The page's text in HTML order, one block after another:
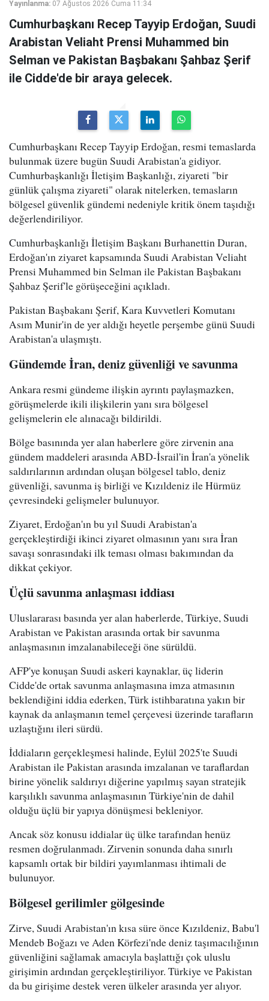
Yayınlanma: 07 Ağustos 2026 Cuma 11:34
Cumhurbaşkanı Recep Tayyip Erdoğan, Suudi
Arabistan Veliaht Prensi Muhammed bin
Selman ve Pakistan Başbakanı Şahbaz Şerif
ile Cidde'de bir araya gelecek.
Cumhurbaşkanı Recep Tayyip Erdoğan, resmi temaslarda
bulunmak üzere bugün Suudi Arabistan'a gidiyor.
Cumhurbaşkanlığı İletişim Başkanlığı, ziyareti "bir
günlük çalışma ziyareti" olarak nitelerken, temasların
bölgesel güvenlik gündemi nedeniyle kritik önem taşıdığı
değerlendiriliyor.
Cumhurbaşkanlığı İletişim Başkanı Burhanettin Duran,
Erdoğan'ın ziyaret kapsamında Suudi Arabistan Veliaht
Prensi Muhammed bin Selman ile Pakistan Başbakanı
Şahbaz Şerif'le görüşeceğini açıkladı.
Pakistan Başbakanı Şerif, Kara Kuvvetleri Komutanı
Asım Munir'in de yer aldığı heyetle perşembe günü Suudi
Arabistan'a ulaşmıştı.
Gündemde İran, deniz güvenliği ve savunma
Ankara resmi gündeme ilişkin ayrıntı paylaşmazken,
görüşmelerde ikili ilişkilerin yanı sıra bölgesel
gelişmelerin ele alınacağı bildirildi.
Bölge basınında yer alan haberlere göre zirvenin ana
gündem maddeleri arasında ABD-İsrail'in İran'a yönelik
saldırılarının ardından oluşan bölgesel tablo, deniz
güvenliği, savunma iş birliği ve Kızıldeniz ile Hürmüz
çevresindeki gelişmeler bulunuyor.
Ziyaret, Erdoğan'ın bu yıl Suudi Arabistan'a
gerçekleştirdiği ikinci ziyaret olmasının yanı sıra İran
savaşı sonrasındaki ilk teması olması bakımından da
dikkat çekiyor.
Üçlü savunma anlaşması iddiası
Uluslararası basında yer alan haberlerde, Türkiye, Suudi
Arabistan ve Pakistan arasında ortak bir savunma
anlaşmasının imzalanabileceği öne sürüldü.
AFP'ye konuşan Suudi askeri kaynaklar, üç liderin
Cidde'de ortak savunma anlaşmasına imza atmasının
beklendiğini iddia ederken, Türk istihbaratına yakın bir
kaynak da anlaşmanın temel çerçevesi üzerinde tarafların
uzlaştığını ileri sürdü.
İddiaların gerçekleşmesi halinde, Eylül 2025'te Suudi
Arabistan ile Pakistan arasında imzalanan ve taraflardan
birine yönelik saldırıyı diğerine yapılmış sayan stratejik
karşılıklı savunma anlaşmasının Türkiye'nin de dahil
olduğu üçlü bir yapıya dönüşmesi bekleniyor.
Ancak söz konusu iddialar üç ülke tarafından henüz
resmen doğrulanmadı. Zirvenin sonunda daha sınırlı
kapsamlı ortak bir bildiri yayımlanması ihtimali de
bulunuyor.
Bölgesel gerilimler gölgesinde
Zirve, Suudi Arabistan'ın kısa süre önce Kızıldeniz, Babu'l
Mendeb Boğazı ve Aden Körfezi'nde deniz taşımacılığının
güvenliğini sağlamak amacıyla başlattığı çok uluslu
girişimin ardından gerçekleştiriliyor. Türkiye ve Pakistan
da bu girişime destek veren ülkeler arasında yer alıyor.